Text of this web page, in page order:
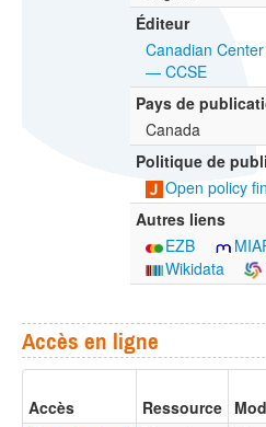
Éditeur
Canadian
— CCSE
Pays de
Canada
Politique de
Open policy
Autres liens
EZB
Wikidata
Accès en ligne
Accès Ressource